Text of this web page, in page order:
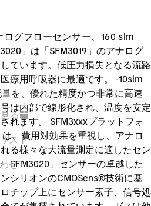
グフローセンサー、160 slm
」は「SFM3019」のアナログ
ています。低圧力損失となる流路
療用呼吸器に最適です。 -10slm
を、優れた精度かつ非常に高速
は内部で線形化され、温度を安定
れます。 SFM3xxxプラットフォ
、費用対効果を重視し、アナロ
る様々な大流量測定に適したセン
SFM3020」センサーの卓越した
シリオンのCMOSens®技術に基
チップ上にセンサー素子、信号処
る
スト
せ